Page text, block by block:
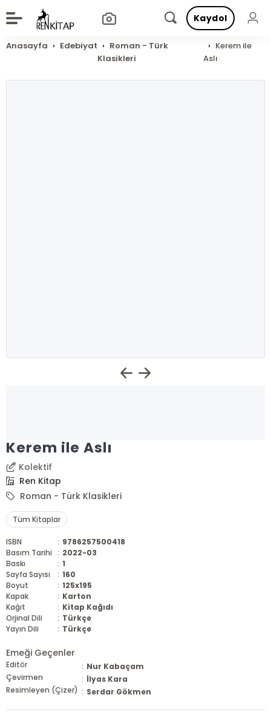
Kaydol
Anasayfa Edebiyat
Roman - Türk
Klasikleri
Kerem ile
Aslı
Kerem ile Aslı
Kolektif
Ren Kitap
Roman - Türk Klasikleri
Tüm Kitaplar
ISBN : 9786257500418
Basım Tarihi : 2022-03
Baskı
: 1
Sayfa Sayısı
: 160
Boyut
: 125x195
Kapak
: Karton
Kağıt
: Kitap Kağıdı
Orjinal Dili
: Türkçe
Yayın Dili
: Türkçe
Emeği Geçenler
Editör : Nur Kabaçam
Çevirmen
: İlyas Kara
Resimleyen (Çizer) : Serdar Gökmen